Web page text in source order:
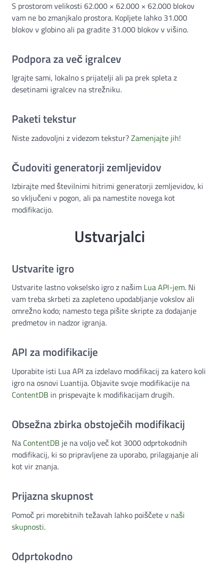
S prostorom velikosti 62.000 × 62.000 × 62.000 blokov
vam ne bo zmanjkalo prostora. Kopljete lahko 31.000
blokov v globino ali pa gradite 31.000 blokov v višino.
Podpora za več igralcev
Igrajte sami, lokalno s prijatelji ali pa prek spleta z
desetinami igralcev na strežniku.
Paketi tekstur
Niste zadovoljni z videzom tekstur?Zamenjajte jih!
Čudoviti generatorji zemljevidov
Izbirajte med številnimi hitrimi generatorji zemljevidov, ki
so vključeni v pogon, ali pa namestite novega kot
modifikacijo.
Ustvarjalci
Ustvarite igro
Ustvarite lastno vokselsko igro z našim Lua API-jem. Ni
vam treba skrbeti za zapleteno upodabljanje vokslov ali
omrežno kodo; namesto tega pišite skripte za dodajanje
predmetov in nadzor igranja.
API za modifikacije
Uporabite isti Lua API za izdelavo modifikacij za katero koli
igro na osnovi Luantija. Objavite svoje modifikacije na
ContentDB in prispevajte k modifikacijam drugih.
Obsežna zbirka obstoječih modifikacij
Na ContentDB je na voljo več kot 3000 odprtokodnih
modifikacij, ki so pripravljene za uporabo, prilagajanje ali
kot vir znanja.
Prijazna skupnost
Pomoč pri morebitnih težavah lahko poiščetev naši
skupnosti.
Odprtokodno